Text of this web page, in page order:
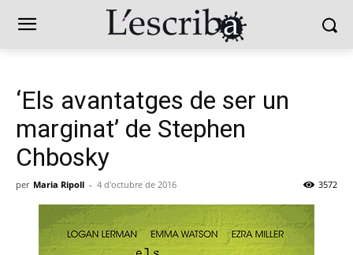
‘Els avantatges de ser un
marginat’ de Stephen
Chbosky
per Maria Ripoll - 4 d'octubre de 2016 3572